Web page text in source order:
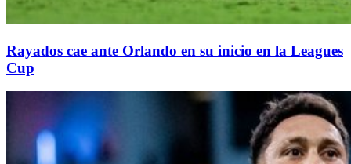
Rayados cae ante Orlando en su inicio en la Leagues
Cup